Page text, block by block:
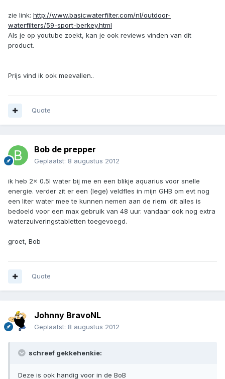
zie link: http://www.basicwaterfilter.com/nl/outdoor-
waterfilters/59-sport-berkey.html
Als je op youtube zoekt, kan je ook reviews vinden van dit
product.
Prijs vind ik ook meevallen..
Quote
Bob de prepper
Geplaatst: 8 augustus 2012
ik heb 2x 0.5l water bij me en een blikje aquarius voor snelle
energie. verder zit er een (lege) veldfles in mijn GHB om evt nog
een liter water mee te kunnen nemen aan de riem. dit alles is
bedoeld voor een max gebruik van 48 uur. vandaar ook nog extra
waterzuiveringstabletten toegevoegd.
groet, Bob
Quote
Johnny BravoNL
Geplaatst: 8 augustus 2012
schreef gekkehenkie:
Deze is ook handig voor in de BoB